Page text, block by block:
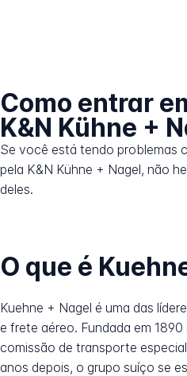
Como entrar
K&N Kühne +
Se você está tendo problemas
pela K&N Kühne + Nagel, não
deles.
O que é
Kuehne + Nagel é uma das
e frete aéreo. Fundada em
comissão de transporte
anos depois, o grupo suíço se